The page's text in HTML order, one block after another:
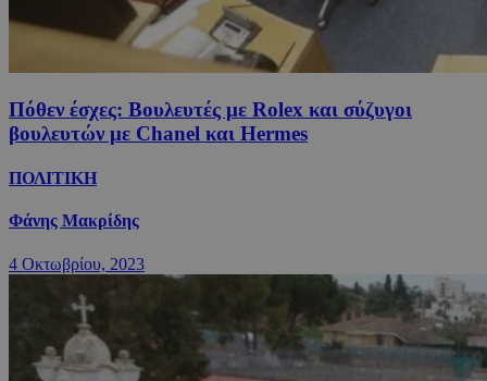
Πόθεν έσχες: Βουλευτές με Rolex και σύζυγοι
βουλευτών με Chanel και Hermes
ΠΟΛΙΤΙΚΗ
Φάνης Μακρίδης
4 Οκτωβρίου, 2023